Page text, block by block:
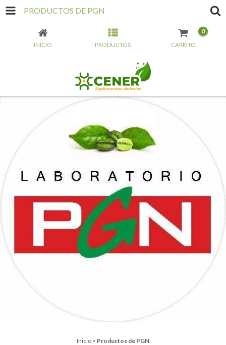
PRODUCTOS DE PGN
INICIO PRODUCTOS CARRITO
0
Inicio > Productos de PGN